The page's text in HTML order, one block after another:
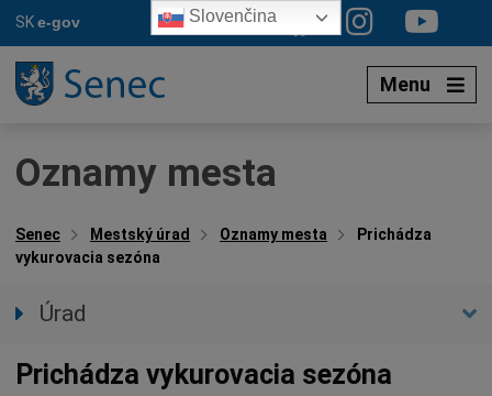
SKe-gov
Menu
Oznamy mesta
Senec Mestský úrad Oznamy mesta
Prichádza
vykurovacia sezóna
Úrad
Úradné hodiny
Prichádza vykurovacia sezóna
Slovenčina